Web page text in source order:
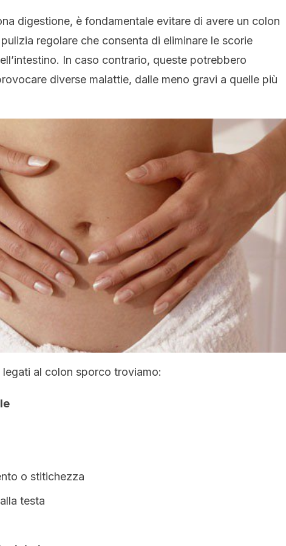
digestione, è fondamentale evitare di avere un colon
regolare che consenta di eliminare le scorie
In caso contrario, queste potrebbero
diverse malattie, dalle meno gravi a quelle più
al colon sporco troviamo:
o stitichezza
testa